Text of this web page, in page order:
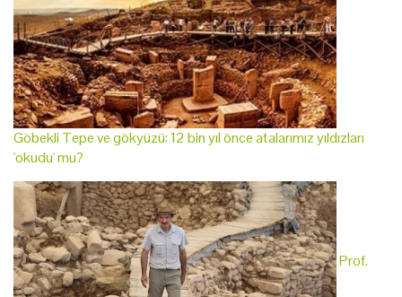
Göbekli Tepe ve gökyüzü: 12 bin yıl önce atalarımız yıldızları
'okudu' mu?
Prof.